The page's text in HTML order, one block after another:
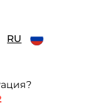
RU